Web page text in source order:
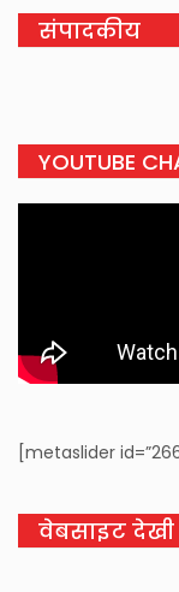
संपादकीय
YOUTUBE
[metaslider
वेबसाइट